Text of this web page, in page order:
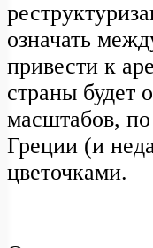
означать
привести к
страны будет
масштабов,
Греции (и
цветочками.